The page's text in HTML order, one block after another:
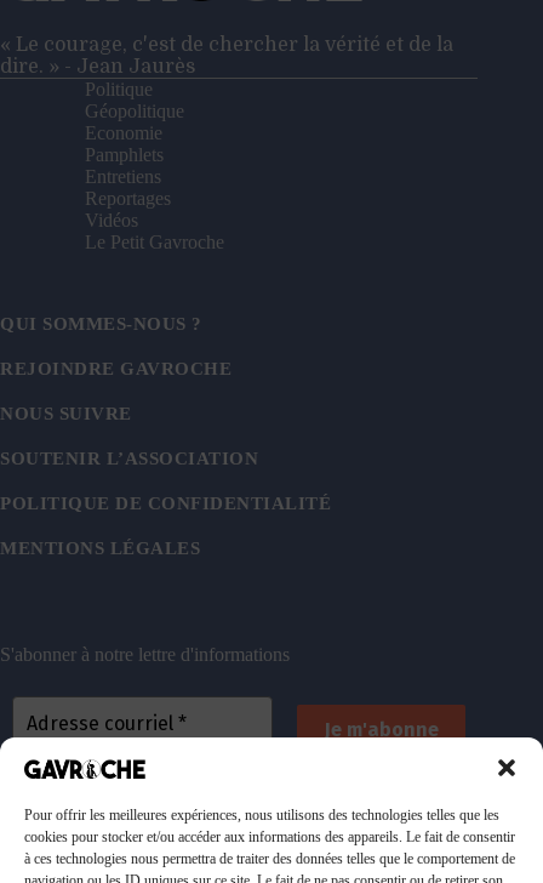
Pour offrir les meilleures expériences, nous utilisons des technologies telles que les
cookies pour stocker et/ou accéder aux informations des appareils. Le fait de consentir
à ces technologies nous permettra de traiter des données telles que le comportement de
« Le courage, c'est de chercher la vérité et de la
dire. » - Jean Jaurès
Politique
Géopolitique
Economie
Pamphlets
Entretiens
Reportages
Vidéos
Le Petit Gavroche
QUI SOMMES-NOUS ?
REJOINDRE GAVROCHE
NOUS SUIVRE
SOUTENIR L’ASSOCIATION
POLITIQUE DE CONFIDENTIALITÉ
MENTIONS LÉGALES
S'abonner à notre lettre d'informations
emails. Vous pouvez vous désinscrire à tout
moment. Consulteznotre politique de confidentialité
pour plus d’informations.